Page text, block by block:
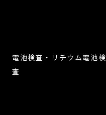
電池検査・リチウム電池検
査